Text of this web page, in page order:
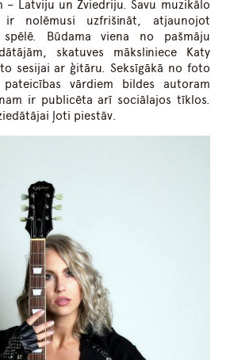
– Latviju un Zviedriju. Savu muzikālo
ir nolēmusi uzfrišināt, atjaunojot
spēlē. Būdama viena no pašmāju
skatuves māksliniece Katy
sesijai ar ģitāru. Seksīgākā no foto
vārdiem bildes autoram
ir publicēta arī sociālajos tīklos.
ļoti piestāv.